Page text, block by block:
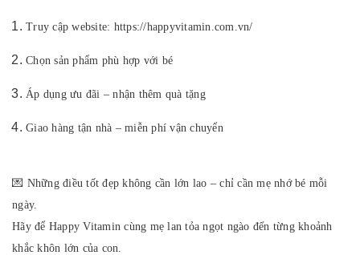
Truy cập website: https://happyvitamin.com.vn/
Chọn sản phẩm phù hợp với bé
Áp dụng ưu đãi – nhận thêm quà tặng
Giao hàng tận nhà – miễn phí vận chuyển
💌 Những điều tốt đẹp không cần lớn lao – chỉ cần mẹ nhớ bé mỗi
ngày.
Hãy để Happy Vitamin cùng mẹ lan tỏa ngọt ngào đến từng khoảnh
khắc khôn lớn của con.